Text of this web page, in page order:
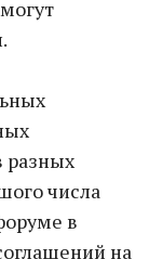
разных
числа
в
на